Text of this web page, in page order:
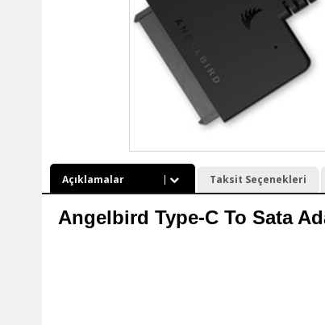
Açıklamalar Taksit Seçenekleri
Angelbird Type-C To Sata